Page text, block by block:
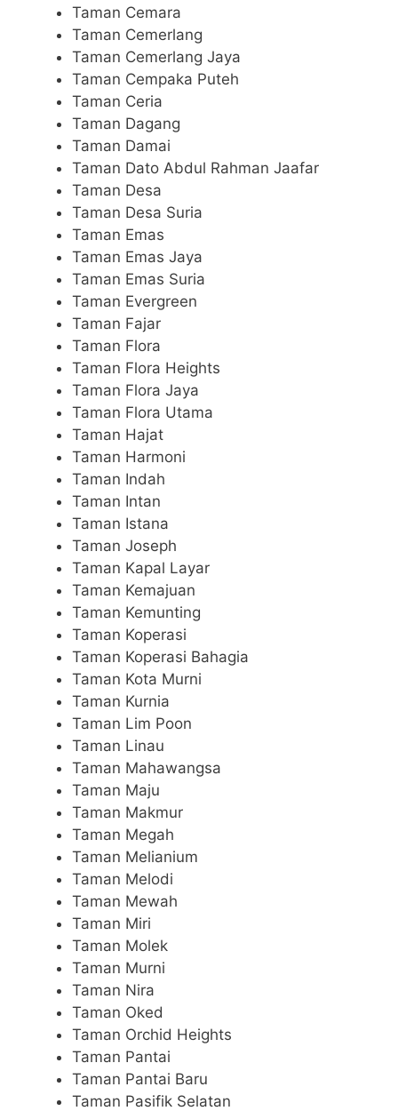
Taman Cemara
Taman Cemerlang
Taman Cemerlang Jaya
Taman Cempaka Puteh
Taman Ceria
Taman Dagang
Taman Damai
Taman Dato Abdul Rahman Jaafar
Taman Desa
Taman Desa Suria
Taman Emas
Taman Emas Jaya
Taman Emas Suria
Taman Evergreen
Taman Fajar
Taman Flora
Taman Flora Heights
Taman Flora Jaya
Taman Flora Utama
Taman Hajat
Taman Harmoni
Taman Indah
Taman Intan
Taman Istana
Taman Joseph
Taman Kapal Layar
Taman Kemajuan
Taman Kemunting
Taman Koperasi
Taman Koperasi Bahagia
Taman Kota Murni
Taman Kurnia
Taman Lim Poon
Taman Linau
Taman Mahawangsa
Taman Maju
Taman Makmur
Taman Megah
Taman Melianium
Taman Melodi
Taman Mewah
Taman Miri
Taman Molek
Taman Murni
Taman Nira
Taman Oked
Taman Orchid Heights
Taman Pantai
Taman Pantai Baru
Taman Pasifik Selatan